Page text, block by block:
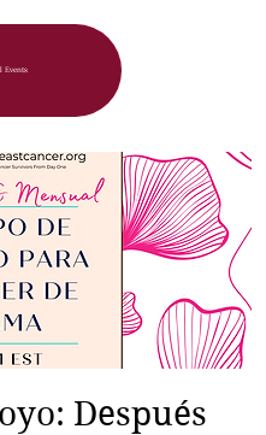
Events
Después